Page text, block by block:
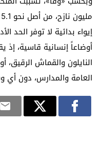
إيواء بدائية لا توفر الحد
أوضاعاً إنسانية قاسية،
النايلون والقماش
العامة والمدارس، دون أي